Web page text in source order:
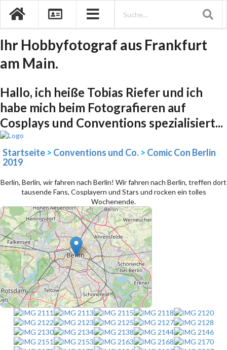
Ihr Hobbyfotograf aus Frankfurt
am Main.
Hallo, ich heiße Tobias Riefer und ich
habe mich beim Fotografieren auf
Cosplays und Conventions spezialisiert...
Startseite > Conventions und Co. > Comic Con Berlin
2019
Berlin, Berlin, wir fahren nach Berlin! Wir fahren nach Berlin, treffen dort
tausende Fans, Cosplayern und Stars und rocken ein tolles
Wochenende.